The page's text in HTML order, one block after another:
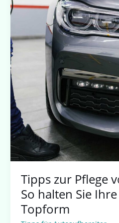
Tipps zur Pflege
So halten Sie
Topform